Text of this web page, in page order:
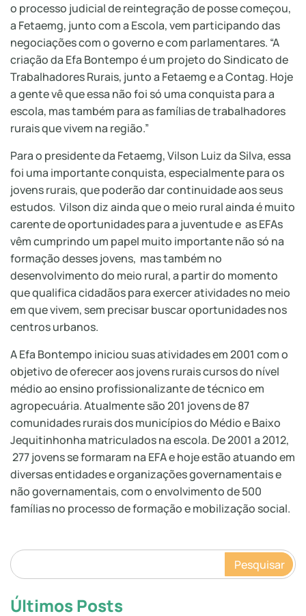
o processo judicial de reintegração de posse começou,
a Fetaemg, junto com a Escola, vem participando das
negociações com o governo e com parlamentares. “A
criação da Efa Bontempo é um projeto do Sindicato de
Trabalhadores Rurais, junto a Fetaemg e a Contag. Hoje
a gente vê que essa não foi só uma conquista para a
escola, mas também para as famílias de trabalhadores
rurais que vivem na região.”
Para o presidente da Fetaemg, Vilson Luiz da Silva, essa
foi uma importante conquista, especialmente para os
jovens rurais, que poderão dar continuidade aos seus
estudos. Vilson diz ainda que o meio rural ainda é muito
carente de oportunidades para a juventude e as EFAs
vêm cumprindo um papel muito importante não só na
formação desses jovens, mas também no
desenvolvimento do meio rural, a partir do momento
que qualifica cidadãos para exercer atividades no meio
em que vivem, sem precisar buscar oportunidades nos
centros urbanos.
A Efa Bontempo iniciou suas atividades em 2001 com o
objetivo de oferecer aos jovens rurais cursos do nível
médio ao ensino profissionalizante de técnico em
agropecuária. Atualmente são 201 jovens de 87
comunidades rurais dos municípios do Médio e Baixo
Jequitinhonha matriculados na escola. De 2001 a 2012,
277 jovens se formaram na EFA e hoje estão atuando em
diversas entidades e organizações governamentais e
não governamentais, com o envolvimento de 500
famílias no processo de formação e mobilização social.
Pesquisar
Últimos Posts